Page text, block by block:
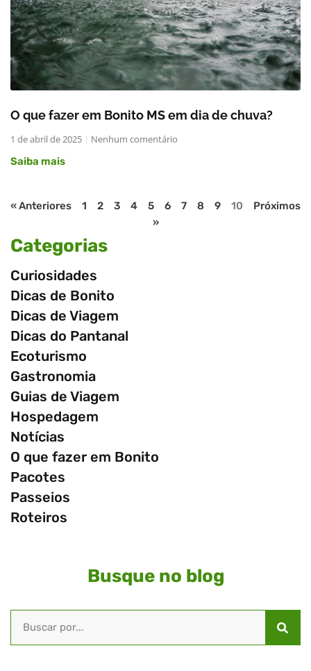
O que fazer em Bonito MS em dia de chuva?
1 de abril de 2025
Nenhum comentário
Saiba mais
« Anteriores 1 2 3 4 5 6 7 8 9 10
Próximos
»
Categorias
Curiosidades
Dicas de Bonito
Dicas de Viagem
Dicas do Pantanal
Ecoturismo
Gastronomia
Guias de Viagem
Hospedagem
Notícias
O que fazer em Bonito
Pacotes
Passeios
Roteiros
Busque no blog